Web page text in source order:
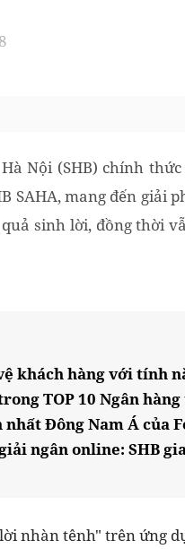
Hà Nội (SHB) chính
SAHA, mang đến
sinh lời, đồng thời
khách hàng với tính
TOP 10 Ngân
Đông Nam Á của
ngân online: SHB
nhàn tênh" trên ứng